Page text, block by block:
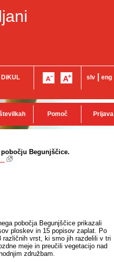
DiKUL slv eng
Pomoč Prijava
Begunjščice.
pobočja Begunjščice prikazali
ploskev in 15 popisov zaplat. Po
različnih vrst, ki smo jih razdelili v tri
meje in preučili vegetacijo nad
združbam.